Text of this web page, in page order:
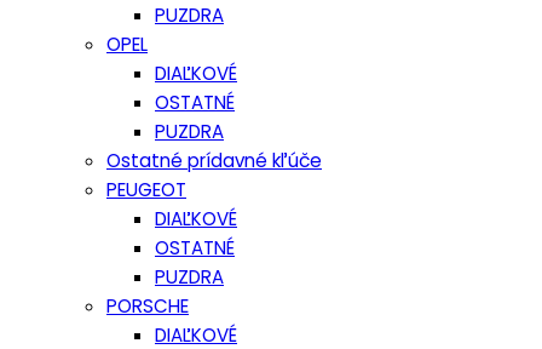
PUZDRA
OPEL
DIAĽKOVÉ
OSTATNÉ
PUZDRA
Ostatné prídavné kľúče
PEUGEOT
DIAĽKOVÉ
OSTATNÉ
PUZDRA
PORSCHE
DIAĽKOVÉ